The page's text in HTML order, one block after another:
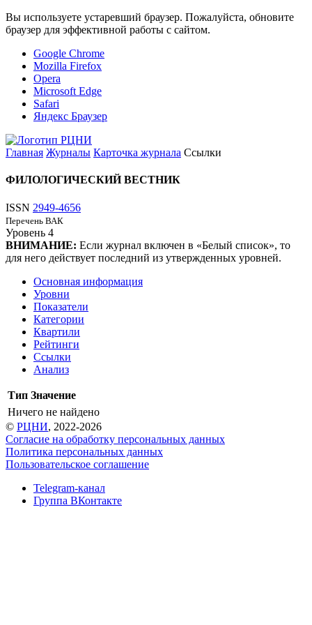
Вы используете устаревший браузер. Пожалуйста, обновите
браузер для эффективной работы с сайтом.
Google Chrome
Mozilla Firefox
Opera
Microsoft Edge
Safari
Яндекс Браузер
Главная Журналы Карточка журнала Ссылки
ФИЛОЛОГИЧЕСКИЙ ВЕСТНИК
ISSN 2949-4656
Перечень ВАК
Уровень 4
ВНИМАНИЕ: Если журнал включен в «Белый список», то
для него действует последний из утвержденных уровней.
Основная информация
Уровни
Показатели
Категории
Квартили
Рейтинги
Ссылки
Анализ
Тип Значение
Ничего не найдено
© РЦНИ, 2022-2026
Согласие на обработку персональных данных
Политика персональных данных
Пользовательское соглашение
Telegram-канал
Группа ВКонтакте